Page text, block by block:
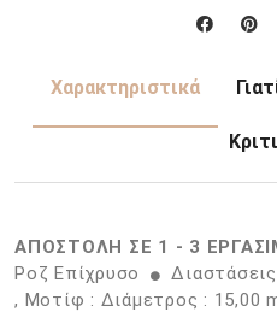
Χαρακτηριστικά
ΑΠΟΣΤΟΛΗ ΣΕ 1 - 3
Ροζ Επίχρυσο
, Μοτίφ : Διάμετρος : 15,00